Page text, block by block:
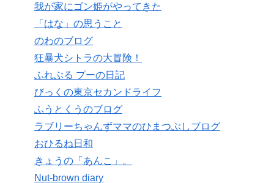
我が家にゴン姫がやってきた
「はな」の思うこと
のわのブログ
狂暴犬シトラの大冒険！
ふれぶる プーの日記
びっくの東京セカンドライフ
ふうとくうのブログ
ラブリーちゃんずママのひまつぶしブログ
おひるね日和
きょうの「あんこ」。
Nut-brown diary